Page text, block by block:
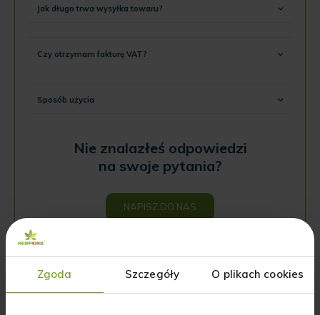
Zgoda Szczegóły O plikach cookies
Jak długo trwa wysyłka towaru?
Czy otrzymam fakturę VAT?
Sposób użycia
Nie znalazłeś odpowiedzi
na swoje pytania?
NAPISZ DO NAS